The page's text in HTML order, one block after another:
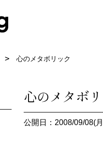
心のメタボリック
心のメタボ
公開日：2008/09/08(